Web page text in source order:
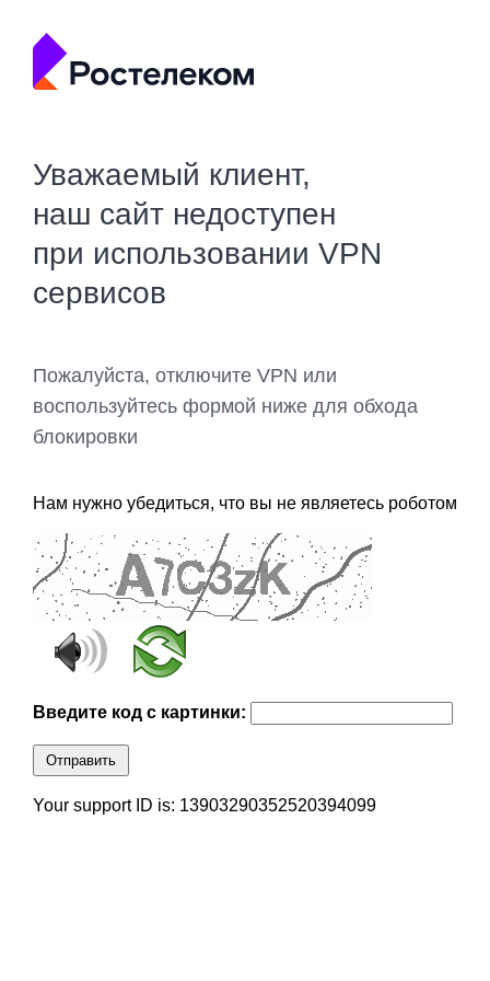
Уважаемый клиент,
наш сайт недоступен
при использовании VPN
сервисов
Пожалуйста, отключите VPN или
воспользуйтесь формой ниже для обхода
блокировки
Нам нужно убедиться, что вы не являетесь роботом
Введите код с картинки:
Отправить
Your support ID is: 13903290352520394099